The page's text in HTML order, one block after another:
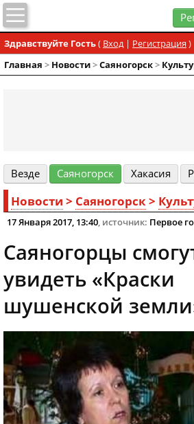
Здравствуйте Гость( Вход| Регистрация )
Главная > Новости>Cаяногорск>
Везде Cаяногорск Хакасия
Новости > Cаяногорск>
17 Января 2017, 13:40, источник: Первое
Саяногорцы
увидеть «Краски
шушенской